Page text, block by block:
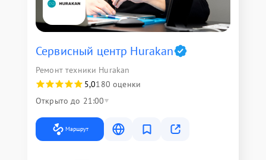
Сервисный центр Hurakan
Ремонт техники Hurakan
5,0180 оценки
Открыто до 21:00
Маршрут